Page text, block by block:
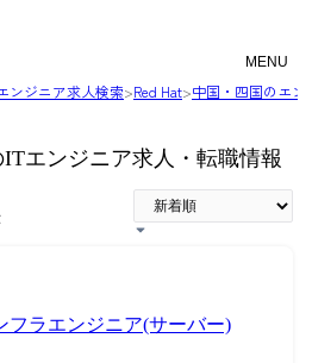
MENU
ンジニア求人検索>Red Hat>中国・四国のエン
ITエンジニア求人・転職情報
フラエンジニア(サーバー)